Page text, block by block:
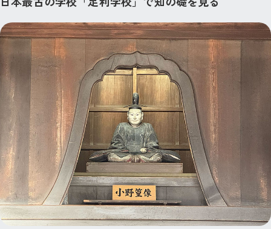
寄棟造で茅葺き屋根の方丈